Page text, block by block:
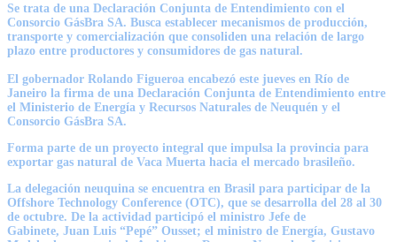
Se trata de una Declaración Conjunta de Entendimiento con el
Consorcio GásBra SA. Busca establecer mecanismos de producción,
transporte y comercialización que consoliden una relación de largo
plazo entre productores y consumidores de gas natural.
El gobernador Rolando Figueroa encabezó este jueves en Río de
Janeiro la firma de una Declaración Conjunta de Entendimiento entre
el Ministerio de Energía y Recursos Naturales de Neuquén y el
Consorcio GásBra SA.
Forma parte de un proyecto integral que impulsa la provincia para
exportar gas natural de Vaca Muerta hacia el mercado brasileño.
La delegación neuquina se encuentra en Brasil para participar de la
Offshore Technology Conference (OTC), que se desarrolla del 28 al 30
de octubre. De la actividad participó el ministro Jefe de
Gabinete, Juan Luis “Pepé” Ousset; el ministro de Energía, Gustavo